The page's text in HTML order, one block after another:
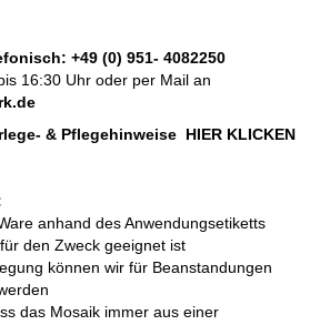
+49 (0) 951- 4082250
16:30 Uhr oder per Mail an
& Pflegehinweise HIER KLICKEN
anhand des Anwendungsetiketts
den Zweck geeignet ist
können wir für Beanstandungen
das Mosaik immer aus einer